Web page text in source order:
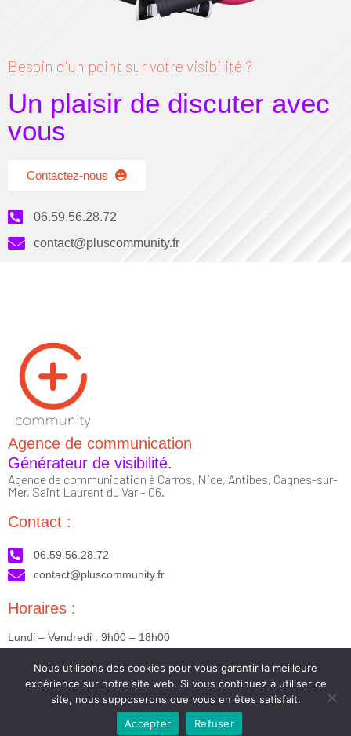
Besoin d'un point sur votre visibilité ?
Un plaisir de discuter avec
vous
Contactez-nous
06.59.56.28.72
contact@pluscommunity.fr
Agence de communication
Générateur de visibilité.
Agence de communication à Carros, Nice, Antibes, Cagnes-sur-
Mer, Saint Laurent du Var – 06.
Contact :
06.59.56.28.72
contact@pluscommunity.fr
Horaires :
Lundi – Vendredi : 9h00 – 18h00
Nous suivre :
Nous utilisons des cookies pour vous garantir la meilleure
expérience sur notre site web. Si vous continuez à utiliser ce
site, nous supposerons que vous en êtes satisfait.
Accepter
Refuser